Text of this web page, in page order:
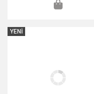
YENİ